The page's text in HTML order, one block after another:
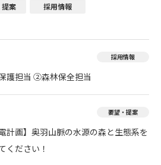
提案
採用情報
採用情報
護担当 ②森林保全担当
要望・提案
計画】奥羽山脈の水源の森と生態系を
ください！